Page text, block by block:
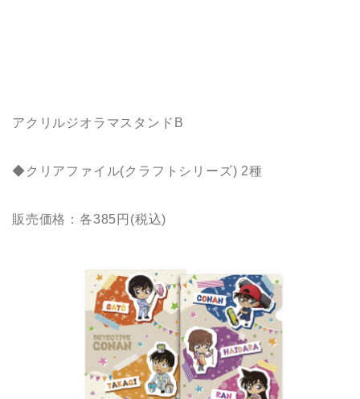
アクリルジオラマスタンドB
◆クリアファイル(クラフトシリーズ) 2種
販売価格：各385円(税込)